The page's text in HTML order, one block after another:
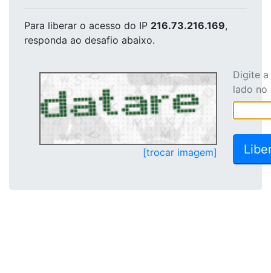
Para liberar o acesso do IP 216.73.216.169,
responda ao desafio abaixo.
[trocar imagem]
Digite
lado no